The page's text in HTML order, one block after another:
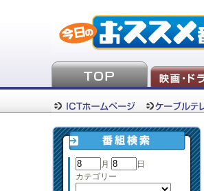
月
日
カテゴリー